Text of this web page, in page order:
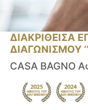
ΔΙΑΚΡΙΘΕΙΣΑ
ΔΙΑΓΩΝΙΣΜΟΥ ‘’
CASA BAGNO